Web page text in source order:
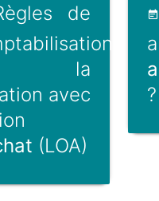
de
la
avec
(LOA)
?